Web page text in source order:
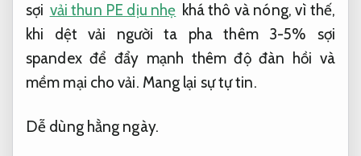
sợi vải thun PE dịu nhẹ khá thô và nóng, vì thế,
khi dệt vải người ta pha thêm 3-5% sợi
spandex để đẩy mạnh thêm độ đàn hồi và
mềm mại cho vải. Mang lại sự tự tin.
Dễ dùng hằng ngày.